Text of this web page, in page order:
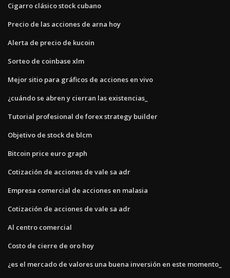
Cigarro clásico stock cubano
Precio de las acciones de arna hoy
Alerta de precio de kucoin
Sorteo de coinbase xlm
Mejor sitio para gráficos de acciones en vivo
¿cuándo se abren y cierran las existencias_
Tutorial profesional de forex strategy builder
Objetivo de stock de blcm
Bitcoin price euro graph
Cotización de acciones de vale sa adr
Empresa comercial de acciones en malasia
Cotización de acciones de vale sa adr
Al centro comercial
Costo de cierre de oro hoy
¿es el mercado de valores una buena inversión en este momento_